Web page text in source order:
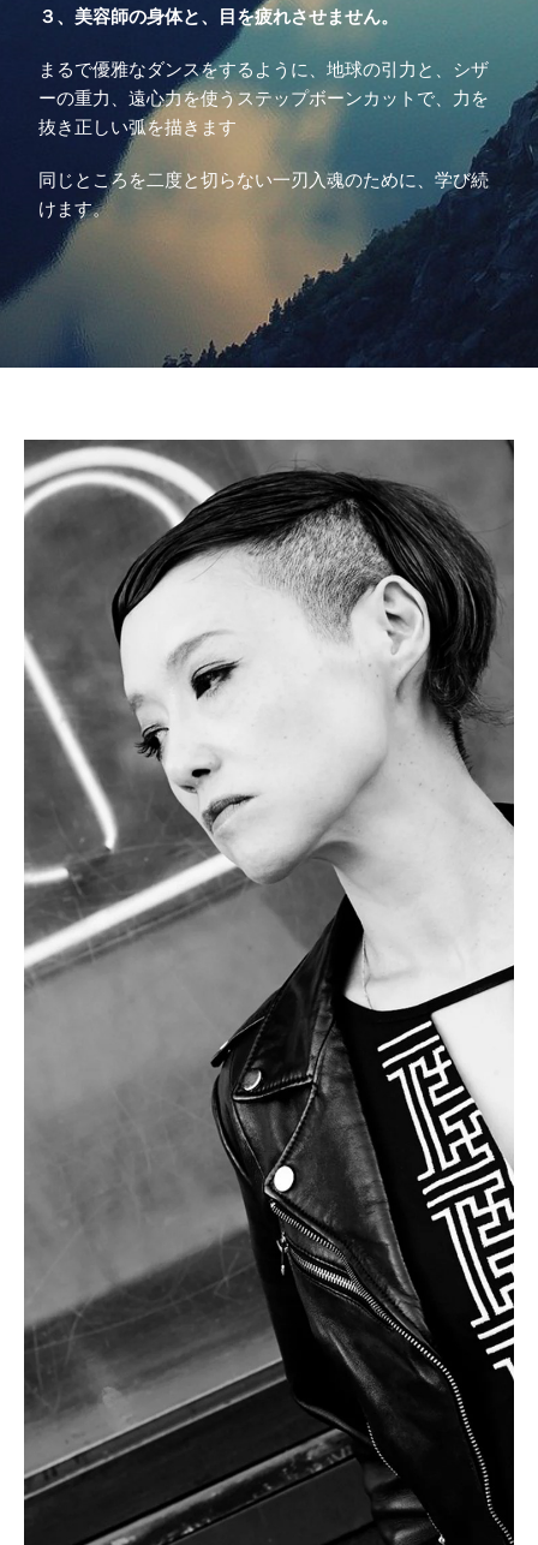
３、美容師の身体と、目を疲れさせません。
まるで優雅なダンスをするように、地球の引力と、シザ
ーの重力、遠心力を使うステップボーンカットで、力を
抜き正しい弧を描きます
同じところを二度と切らない一刃入魂のために、学び続
けます。